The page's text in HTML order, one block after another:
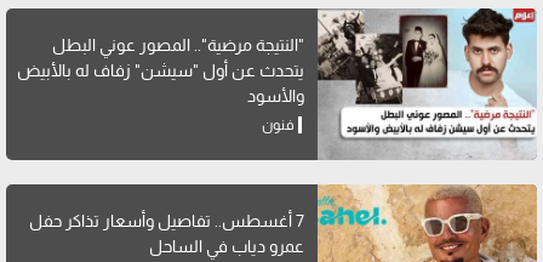
"النتيجة مرضية".. المصور عوني البطل
يتحدث عن أول "سيشن" زفاف له بالأبيض
والأسود
فنون
7 أغسطس.. تفاصيل وأسعار تذاكر حفل
عمرو دياب في الساحل